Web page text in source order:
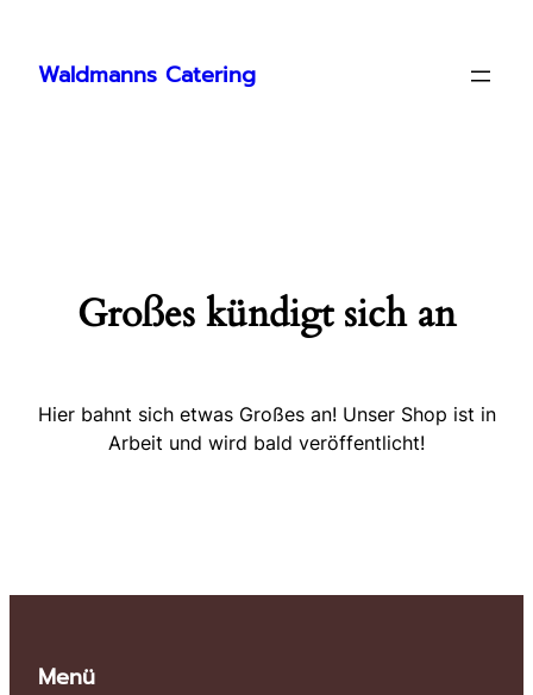
Waldmanns Catering
Großes kündigt sich an
Hier bahnt sich etwas Großes an! Unser Shop ist in
Arbeit und wird bald veröffentlicht!
Menü